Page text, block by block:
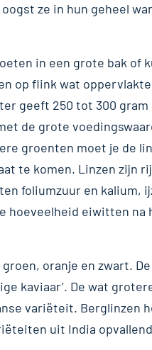
ze in hun geheel
in een grote bak of
op flink wat
geeft 250 tot 300
de grote
groenten moet je de
te komen. Linzen zijn
foliumzuur en kalium,
hoeveelheid eiwitten na
oranje en zwart.
kaviaar’. De wat
variëteit. Berglinzen
uit India